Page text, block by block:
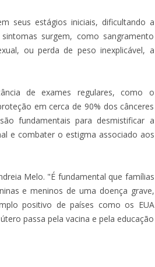
seus estágios iniciais, dificultando a
surgem, como sangramento
ou perda de peso inexplicável, a
de exames regulares, como o
em cerca de 90% dos cânceres
fundamentais para desmistificar a
e combater o estigma associado aos
Melo. "É fundamental que famílias
e meninos de uma doença grave,
positivo de países como os EUA
passa pela vacina e pela educação